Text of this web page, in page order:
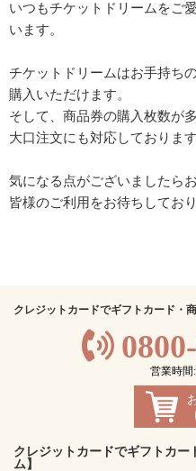
いつもチケットドリームをご
います。
チケットドリームはお手持ち
購入いただけます。
そして、商品券の購入枚数が
大口注文にも対応しております
気になる点がございましたら
皆様のご利用をお待ちしており
クレジットカードでギフトカード・
営業時間
クレジットカードでギフトカ
ム】